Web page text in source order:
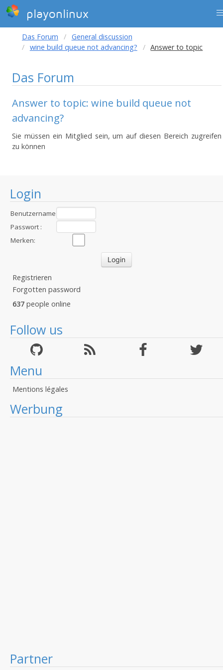
playonlinux
Login
Benutzername
:Passwort :
Merken:
Registrieren
Forgotten password
637 people online
Follow us
Menu
Mentions légales
Werbung
Partner
Das Forum
General discussion
wine build queue not advancing?
Answer to topic
Das Forum
Answer to topic: wine build queue not
advancing?
Sie müssen ein Mitglied sein, um auf diesen Bereich zugreifen
zu können